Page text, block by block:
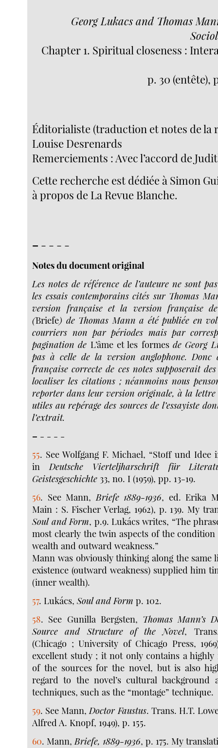
Georg Lukacs and Thomas
Chapter 1. Spiritual closeness :
p. 30 (entête),
Éditorialiste (traduction et notes de la
Louise Desrenards
Remerciements : Avec l’accord de
Cette recherche est dédiée à Simon
à propos de La Revue Blanche.
– - - - -
Notes du document original
Les notes de référence de l’auteure ne sont
les essais contemporains cités sur Thomas
version française et la version française
(Briefe) de Thomas Mann a été publiée en
courriers non par périodes mais par
pagination de L’âme et les formesde Georg
pas à celle de la version anglophone. Donc
française correcte de ces notes supposerait
localiser les citations ; néanmoins nous
reporter dans leur version originale, à la lettre
utiles au repérage des sources de l’essayiste
l’extrait.
– - - - -
55. See Wolfgang F. Michael, “Stoff und Idee
inDeutsche Vierteljharschrift für
Geistesgeschichte 33, no. I (1959), pp. 13-19.
56. See Mann,Briefe 1889-1936, ed. Erika
Main : S. Fischer Verlag, 1962), p. 139. My
Soul and Form, p.9. Lukács writes, “The
most clearly the twin aspects of the
wealth and outward weakness.”
Mann was obviously thinking along the same
existence (outward weakness) supplied him
(inner wealth).
57. Lukács,Soul and Form p. 102.
58. See Gunilla Bergsten, Thomas Mann’s
Source and Structure of the Novel,
(Chicago ; University of Chicago Press,
excellent study ; it not only contains a
of the sources for the novel, but is also
regard to the novel’s cultural background
techniques, such as the “montage” technique.
59. See Mann,Doctor Faustus. Trans. H.T.
Alfred A. Knopf, 1949), p. 155.
60. Mann,Briefe, 1889-1936, p. 175. My